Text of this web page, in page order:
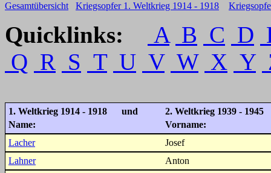
Gesamtübersicht Kriegsopfer 1. Weltkrieg 1914 - 1918
Quicklinks: A B C D
Q R S T U V W X Y
1. Weltkrieg 1914 - 1918 und
2. Weltkrieg 1939 - 1945
Name:
Vorname:
Lacher
Josef
Lahner
Anton